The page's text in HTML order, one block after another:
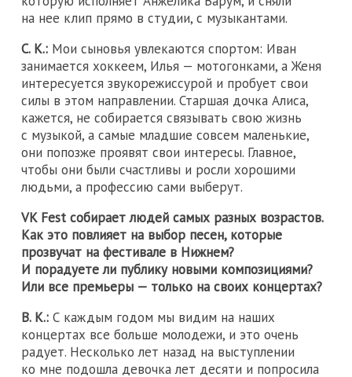
на нее клип прямо в студии, с музыкантами.
С. К.: Мои сыновья увлекаются спортом: Иван
занимается хоккеем, Илья — мотогонками, а Женя
интересуется звукорежиссурой и пробует свои
силы в этом направлении. Старшая дочка Алиса,
кажется, не собирается связывать свою жизнь
с музыкой, а самые младшие совсем маленькие,
они попозже проявят свои интересы. Главное,
чтобы они были счастливы и росли хорошими
людьми, а профессию сами выберут.
VK Fest собирает людей самых разных возрастов.
Как это повлияет на выбор песен, которые
прозвучат на фестивале в Нижнем?
И порадуете ли публику новыми композициями?
Или все премьеры — только на своих концертах?
В. К.: С каждым годом мы видим на наших
концертах все больше молодежи, и это очень
радует. Несколько лет назад на выступлении
ко мне подошла девочка лет десяти и попросила